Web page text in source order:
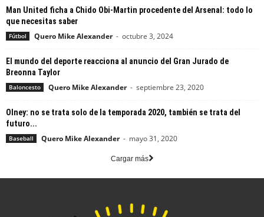
Man United ficha a Chido Obi-Martin procedente del Arsenal: todo lo
que necesitas saber
Fútbol Quero Mike Alexander - octubre 3, 2024
El mundo del deporte reacciona al anuncio del Gran Jurado de
Breonna Taylor
Baloncesto Quero Mike Alexander - septiembre 23, 2020
Olney: no se trata solo de la temporada 2020, también se trata del
futuro...
Baseball Quero Mike Alexander - mayo 31, 2020
Cargar más